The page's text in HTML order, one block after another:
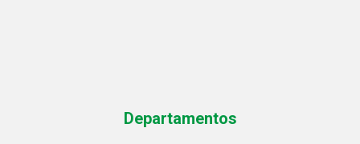
Departamentos